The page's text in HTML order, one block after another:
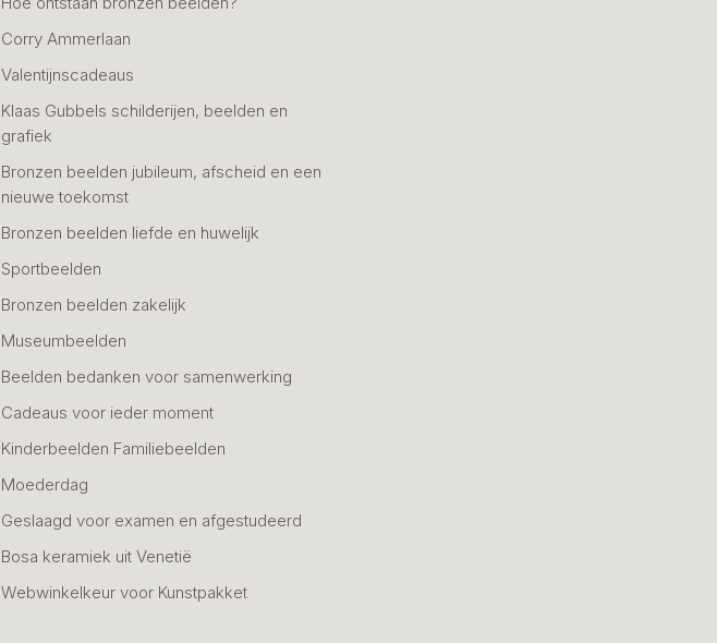
Corry Ammerlaan
Valentijnscadeaus
Klaas Gubbels schilderijen, beelden en
grafiek
Bronzen beelden jubileum, afscheid en een
nieuwe toekomst
Bronzen beelden liefde en huwelijk
Sportbeelden
Bronzen beelden zakelijk
Museumbeelden
Beelden bedanken voor samenwerking
Cadeaus voor ieder moment
Kinderbeelden Familiebeelden
Moederdag
Geslaagd voor examen en afgestudeerd
Bosa keramiek uit Venetië
Webwinkelkeur voor Kunstpakket